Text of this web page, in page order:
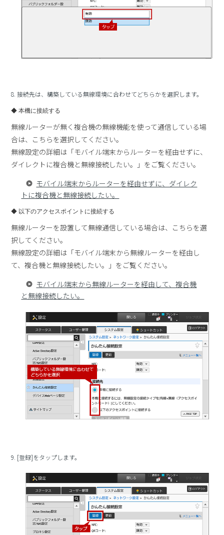
8. 接続先は、構築している無線環境に合わせてどちらかを選択します。
◆ 本機に接続する
無線ルーターが無く複合機の無線機能を使って通信している場
合は、こちらを選択してください。
無線設定の詳細は「モバイル端末からルーターを経由せずに、
ダイレクトに複合機と無線接続したい。」をご覧ください。
モバイル端末からルーターを経由せずに、ダイレク
トに複合機と無線接続したい。
◆ 以下のアクセスポイントに接続する
無線ルーターを設置して無線通信している場合は、こちらを選
択してください。
無線設定の詳細は「モバイル端末から無線ルーターを経由し
て、複合機と無線接続したい。」をご覧ください。
モバイル端末から無線ルーターを経由して、複合機
と無線接続したい。
9. [登録]をタップします。